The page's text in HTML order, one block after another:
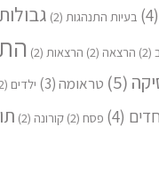
(4) בעיות התנהגות (2)
(2) הרצאה (2) הרצאות (2)
(5) טראומה(3) ילדים (2)
(4) פסח (2) קורונה (2)